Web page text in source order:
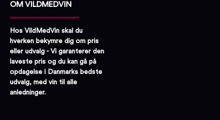
OM VILDMEDVIN
Hos VildMedVin skal du
hverken bekymre dig om pris
eller udvalg - Vi garanterer den
laveste pris og du kan gå på
opdagelse i Danmarks bedste
udvalg, med vin til alle
anledninger.